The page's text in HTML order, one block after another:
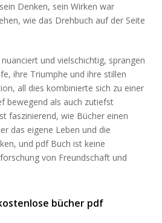
Denken, sein Wirken war
wie das Drehbuch auf der Seite
und vielschichtig, sprangen
ihre Triumphe und ihre stillen
all dies kombinierte sich zu einer
bewegend als auch zutiefst
faszinierend, wie Bücher einen
das eigene Leben und die
und pdf Buch ist keine
von Freundschaft und
bücher pdf